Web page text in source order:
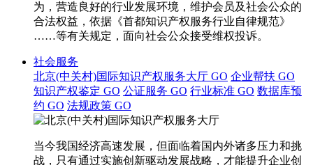
为，营造良好的行业发展环境，维护会员及社会公众的
合法权益，依据《首都知识产权服务行业自律规范》
……等有关规定，面向社会公众接受维权投诉。
社会服务
北京(中关村)国际知识产权服务大厅 GO 企业帮扶 GO
知识产权鉴定 GO 公证服务 GO 行业标准 GO 数据库预
约 GO 法规政策 GO
当今我国经济高速发展，但面临着国内外诸多压力和挑
战，只有通过实施创新驱动发展战略，才能提升企业创